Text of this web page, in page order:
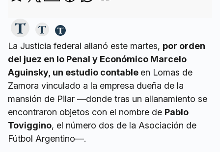
La Justicia federal allanó este martes, por orden
del juez en lo Penal y Económico Marcelo
Aguinsky, un estudio contable en Lomas de
Zamora vinculado a la empresa dueña de la
mansión de Pilar —donde tras un allanamiento se
encontraron objetos con el nombre de Pablo
Toviggino, el número dos de la Asociación de
Fútbol Argentino—.